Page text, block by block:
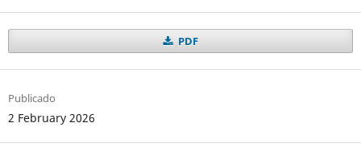
PDF
Publicado
2 February 2026